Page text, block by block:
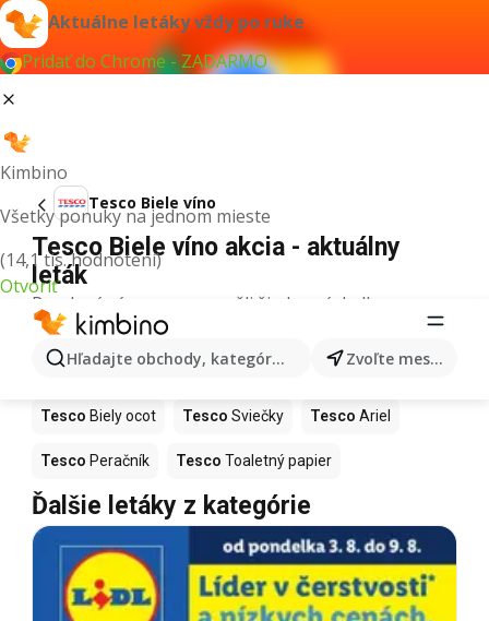
Aktuálne letáky vždy po ruke
Pridať do Chrome - ZADARMO
Kimbino
Všetky ponuky na jednom mieste
(14,1 tis. hodnotení)
Otvoriť
Hľadajte obchody, kategórie, produkty... Zvoľte mesto
Tesco Biele víno
Tesco Biele víno akcia - aktuálny
leták
Pre daný výraz sme nenašli žiadne výsledky.
Ďalšie produkty v obchodoch Tesco
Tesco Mop Torty Ryby
Tesco Biely ocot Tesco Sviečky Tesco Ariel
Tesco Peračník Tesco Toaletný papier
Ďalšie letáky z kategórie